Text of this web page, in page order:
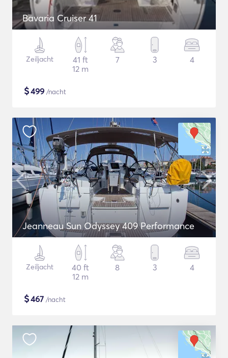
Bavaria Cruiser 41
Zeiljacht
41 ft
12 m
7 3 4
$499 /nacht
Jeanneau Sun Odyssey 409 Performance
Zeiljacht
40 ft
12 m
8 3 4
$467 /nacht